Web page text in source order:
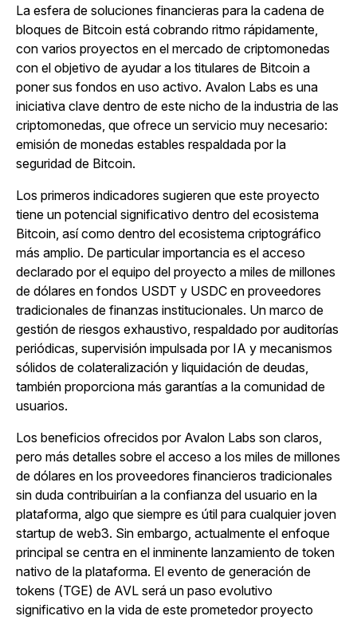
La esfera de soluciones financieras para la cadena de
bloques de Bitcoin está cobrando ritmo rápidamente,
con varios proyectos en el mercado de criptomonedas
con el objetivo de ayudar a los titulares de Bitcoin a
poner sus fondos en uso activo. Avalon Labs es una
iniciativa clave dentro de este nicho de la industria de las
criptomonedas, que ofrece un servicio muy necesario:
emisión de monedas estables respaldada por la
seguridad de Bitcoin.
Los primeros indicadores sugieren que este proyecto
tiene un potencial significativo dentro del ecosistema
Bitcoin, así como dentro del ecosistema criptográfico
más amplio. De particular importancia es el acceso
declarado por el equipo del proyecto a miles de millones
de dólares en fondos USDT y USDC en proveedores
tradicionales de finanzas institucionales. Un marco de
gestión de riesgos exhaustivo, respaldado por auditorías
periódicas, supervisión impulsada por IA y mecanismos
sólidos de colateralización y liquidación de deudas,
también proporciona más garantías a la comunidad de
usuarios.
Los beneficios ofrecidos por Avalon Labs son claros,
pero más detalles sobre el acceso a los miles de millones
de dólares en los proveedores financieros tradicionales
sin duda contribuirían a la confianza del usuario en la
plataforma, algo que siempre es útil para cualquier joven
startup de web3. Sin embargo, actualmente el enfoque
principal se centra en el inminente lanzamiento de token
nativo de la plataforma. El evento de generación de
tokens (TGE) de AVL será un paso evolutivo
significativo en la vida de este prometedor proyecto